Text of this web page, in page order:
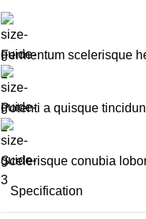
Fermentum scelerisque
Potenti a quisque
Scelerisque conubia
Specification